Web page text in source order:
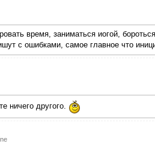
время, заниматься иогой,
с ошибками, самое главное что
ничего другого.